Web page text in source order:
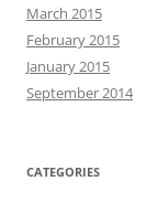
March 2015
February 2015
January 2015
September 2014
CATEGORIES